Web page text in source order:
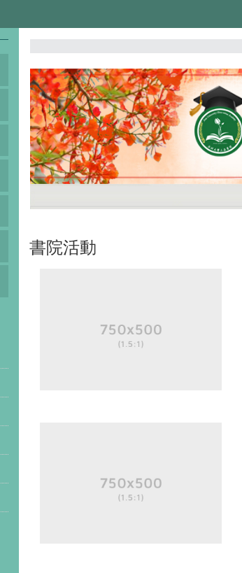
書院活動